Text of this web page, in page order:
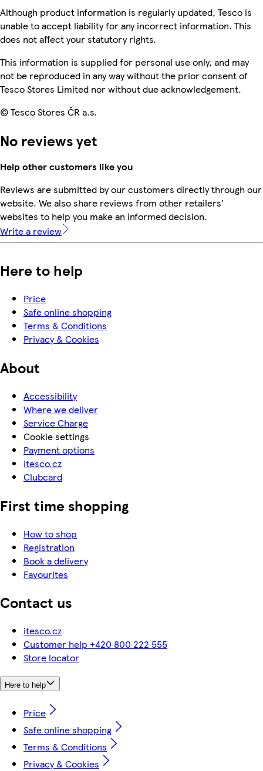
Although product information is regularly updated, Tesco is
unable to accept liability for any incorrect information. This
does not affect your statutory rights.
This information is supplied for personal use only, and may
not be reproduced in any way without the prior consent of
Tesco Stores Limited nor without due acknowledgement.
© Tesco Stores ČR a.s.
No reviews yet
Help other customers like you
Reviews are submitted by our customers directly through our
website. We also share reviews from other retailers'
websites to help you make an informed decision.
Write a review
Here to help
Price
Safe online shopping
Terms & Conditions
Privacy & Cookies
About
Accessibility
Where we deliver
Service Charge
Cookie settings
Payment options
itesco.cz
Clubcard
First time shopping
How to shop
Registration
Book a delivery
Favourites
Contact us
itesco.cz
Customer help +420 800 222 555
Store locator
Here to help
Price
Safe online shopping
Terms & Conditions
Privacy & Cookies